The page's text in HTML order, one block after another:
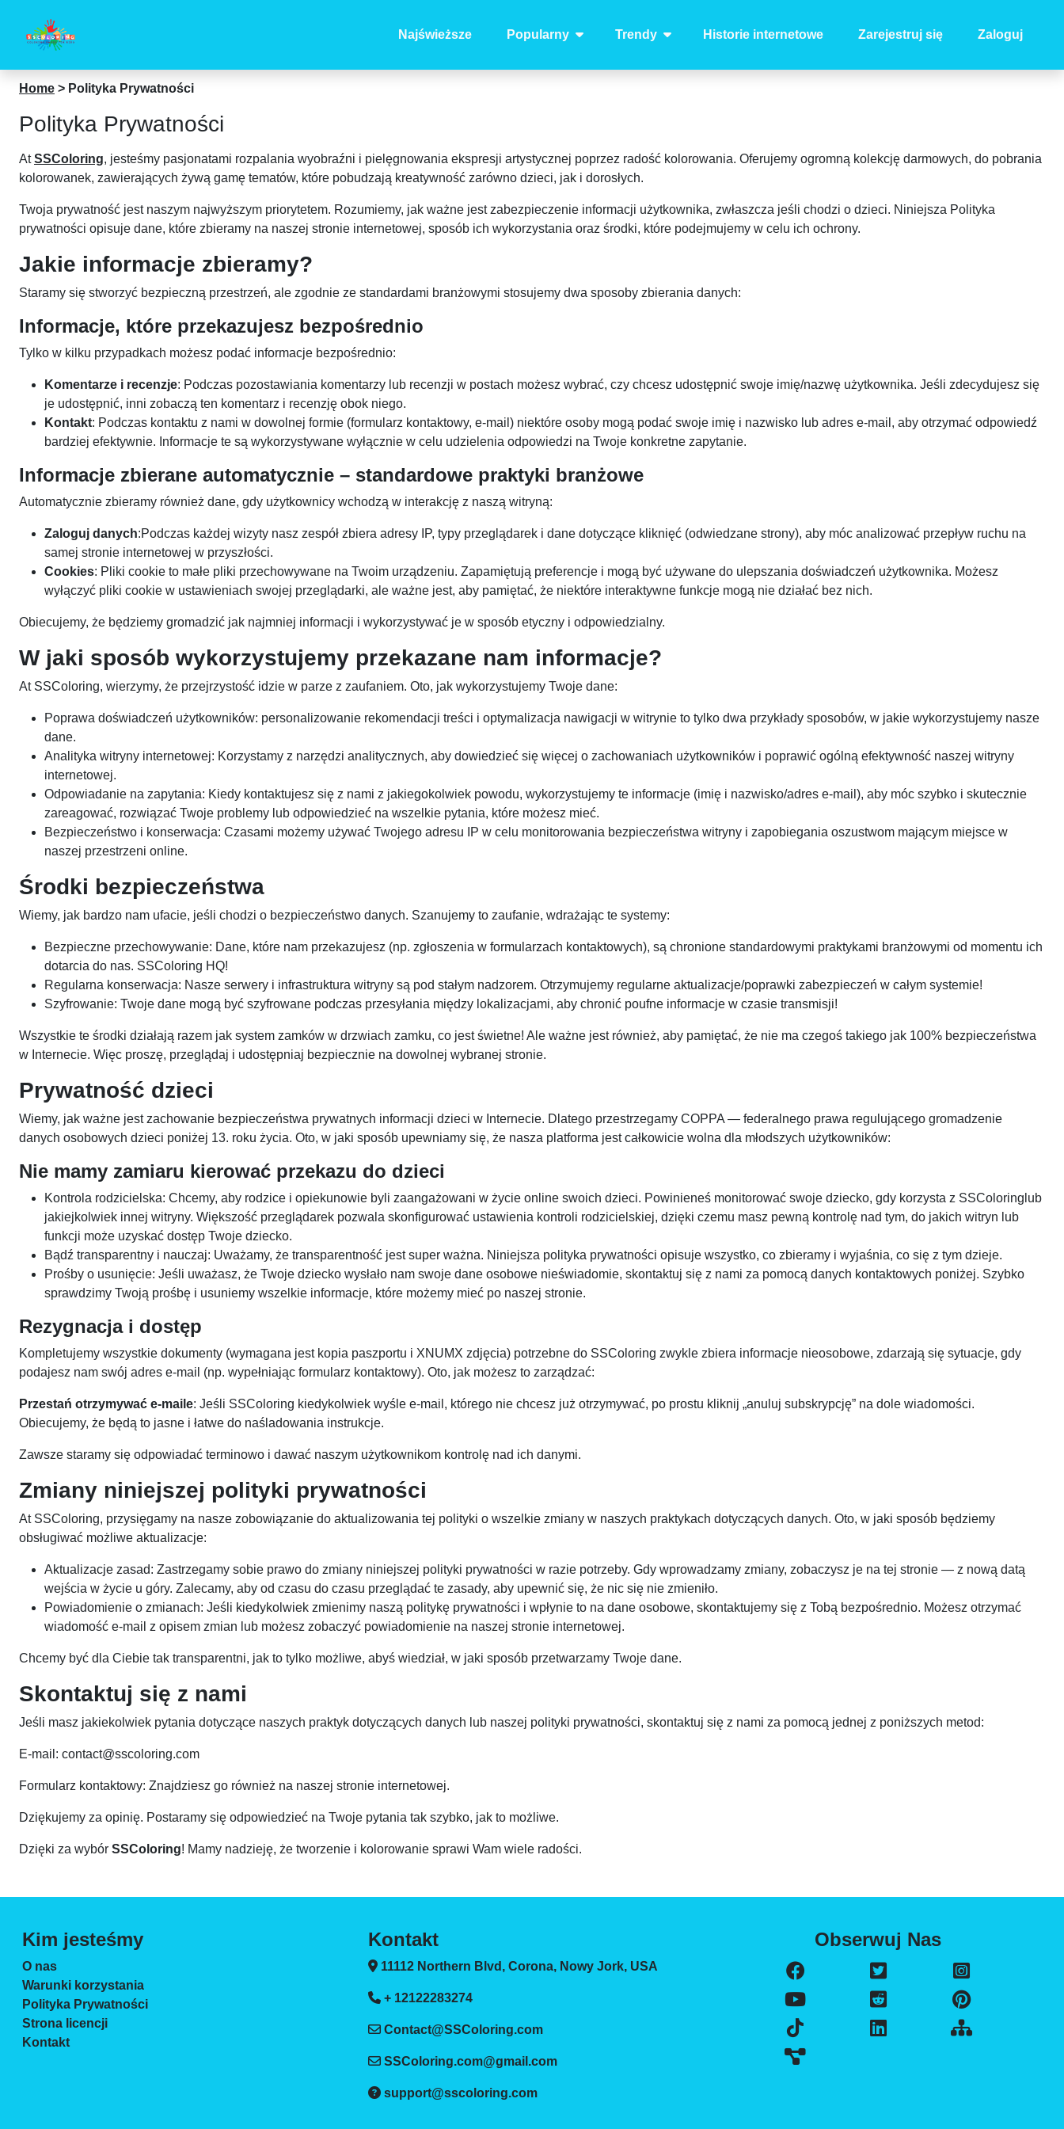
Najświeższe Popularny Trendy Historie internetowe Zarejestruj się Zaloguj
Home > Polityka Prywatności
Polityka Prywatności
AtSSColoring, jesteśmy pasjonatami rozpalania wyobraźni i pielęgnowania ekspresji artystycznej poprzez radość kolorowania. Oferujemy ogromną kolekcję darmowych, do pobrania
kolorowanek, zawierających żywą gamę tematów, które pobudzają kreatywność zarówno dzieci, jak i dorosłych.
Twoja prywatność jest naszym najwyższym priorytetem. Rozumiemy, jak ważne jest zabezpieczenie informacji użytkownika, zwłaszcza jeśli chodzi o dzieci. Niniejsza Polityka
prywatności opisuje dane, które zbieramy na naszej stronie internetowej, sposób ich wykorzystania oraz środki, które podejmujemy w celu ich ochrony.
Jakie informacje zbieramy?
Staramy się stworzyć bezpieczną przestrzeń, ale zgodnie ze standardami branżowymi stosujemy dwa sposoby zbierania danych:
Informacje, które przekazujesz bezpośrednio
Tylko w kilku przypadkach możesz podać informacje bezpośrednio:
Komentarze i recenzje: Podczas pozostawiania komentarzy lub recenzji w postach możesz wybrać, czy chcesz udostępnić swoje imię/nazwę użytkownika. Jeśli zdecydujesz się
je udostępnić, inni zobaczą ten komentarz i recenzję obok niego.
Kontakt: Podczas kontaktu z nami w dowolnej formie (formularz kontaktowy, e-mail) niektóre osoby mogą podać swoje imię i nazwisko lub adres e-mail, aby otrzymać odpowiedź
bardziej efektywnie. Informacje te są wykorzystywane wyłącznie w celu udzielenia odpowiedzi na Twoje konkretne zapytanie.
Informacje zbierane automatycznie – standardowe praktyki branżowe
Automatycznie zbieramy również dane, gdy użytkownicy wchodzą w interakcję z naszą witryną:
Zaloguj danych:Podczas każdej wizyty nasz zespół zbiera adresy IP, typy przeglądarek i dane dotyczące kliknięć (odwiedzane strony), aby móc analizować przepływ ruchu na
samej stronie internetowej w przyszłości.
Cookies: Pliki cookie to małe pliki przechowywane na Twoim urządzeniu. Zapamiętują preferencje i mogą być używane do ulepszania doświadczeń użytkownika. Możesz
wyłączyć pliki cookie w ustawieniach swojej przeglądarki, ale ważne jest, aby pamiętać, że niektóre interaktywne funkcje mogą nie działać bez nich.
Obiecujemy, że będziemy gromadzić jak najmniej informacji i wykorzystywać je w sposób etyczny i odpowiedzialny.
W jaki sposób wykorzystujemy przekazane nam informacje?
At SSColoring, wierzymy, że przejrzystość idzie w parze z zaufaniem. Oto, jak wykorzystujemy Twoje dane:
Poprawa doświadczeń użytkowników: personalizowanie rekomendacji treści i optymalizacja nawigacji w witrynie to tylko dwa przykłady sposobów, w jakie wykorzystujemy nasze
dane.
Analityka witryny internetowej: Korzystamy z narzędzi analitycznych, aby dowiedzieć się więcej o zachowaniach użytkowników i poprawić ogólną efektywność naszej witryny
internetowej.
Odpowiadanie na zapytania: Kiedy kontaktujesz się z nami z jakiegokolwiek powodu, wykorzystujemy te informacje (imię i nazwisko/adres e-mail), aby móc szybko i skutecznie
zareagować, rozwiązać Twoje problemy lub odpowiedzieć na wszelkie pytania, które możesz mieć.
Bezpieczeństwo i konserwacja: Czasami możemy używać Twojego adresu IP w celu monitorowania bezpieczeństwa witryny i zapobiegania oszustwom mającym miejsce w
naszej przestrzeni online.
Środki bezpieczeństwa
Wiemy, jak bardzo nam ufacie, jeśli chodzi o bezpieczeństwo danych. Szanujemy to zaufanie, wdrażając te systemy:
Bezpieczne przechowywanie: Dane, które nam przekazujesz (np. zgłoszenia w formularzach kontaktowych), są chronione standardowymi praktykami branżowymi od momentu ich
dotarcia do nas. SSColoring HQ!
Regularna konserwacja: Nasze serwery i infrastruktura witryny są pod stałym nadzorem. Otrzymujemy regularne aktualizacje/poprawki zabezpieczeń w całym systemie!
Szyfrowanie: Twoje dane mogą być szyfrowane podczas przesyłania między lokalizacjami, aby chronić poufne informacje w czasie transmisji!
Wszystkie te środki działają razem jak system zamków w drzwiach zamku, co jest świetne! Ale ważne jest również, aby pamiętać, że nie ma czegoś takiego jak 100% bezpieczeństwa
w Internecie. Więc proszę, przeglądaj i udostępniaj bezpiecznie na dowolnej wybranej stronie.
Prywatność dzieci
Wiemy, jak ważne jest zachowanie bezpieczeństwa prywatnych informacji dzieci w Internecie. Dlatego przestrzegamy COPPA — federalnego prawa regulującego gromadzenie
danych osobowych dzieci poniżej 13. roku życia. Oto, w jaki sposób upewniamy się, że nasza platforma jest całkowicie wolna dla młodszych użytkowników:
Nie mamy zamiaru kierować przekazu do dzieci
Kontrola rodzicielska: Chcemy, aby rodzice i opiekunowie byli zaangażowani w życie online swoich dzieci. Powinieneś monitorować swoje dziecko, gdy korzysta z SSColoringlub
jakiejkolwiek innej witryny. Większość przeglądarek pozwala skonfigurować ustawienia kontroli rodzicielskiej, dzięki czemu masz pewną kontrolę nad tym, do jakich witryn lub
funkcji może uzyskać dostęp Twoje dziecko.
Bądź transparentny i nauczaj: Uważamy, że transparentność jest super ważna. Niniejsza polityka prywatności opisuje wszystko, co zbieramy i wyjaśnia, co się z tym dzieje.
Prośby o usunięcie: Jeśli uważasz, że Twoje dziecko wysłało nam swoje dane osobowe nieświadomie, skontaktuj się z nami za pomocą danych kontaktowych poniżej. Szybko
sprawdzimy Twoją prośbę i usuniemy wszelkie informacje, które możemy mieć po naszej stronie.
Rezygnacja i dostęp
Kompletujemy wszystkie dokumenty (wymagana jest kopia paszportu i XNUMX zdjęcia) potrzebne do SSColoring zwykle zbiera informacje nieosobowe, zdarzają się sytuacje, gdy
podajesz nam swój adres e-mail (np. wypełniając formularz kontaktowy). Oto, jak możesz to zarządzać:
Przestań otrzymywać e-maile: Jeśli SSColoring kiedykolwiek wyśle ​​e-mail, którego nie chcesz już otrzymywać, po prostu kliknij „anuluj subskrypcję” na dole wiadomości.
Obiecujemy, że będą to jasne i łatwe do naśladowania instrukcje.
Zawsze staramy się odpowiadać terminowo i dawać naszym użytkownikom kontrolę nad ich danymi.
Zmiany niniejszej polityki prywatności
At SSColoring, przysięgamy na nasze zobowiązanie do aktualizowania tej polityki o wszelkie zmiany w naszych praktykach dotyczących danych. Oto, w jaki sposób będziemy
obsługiwać możliwe aktualizacje:
Aktualizacje zasad: Zastrzegamy sobie prawo do zmiany niniejszej polityki prywatności w razie potrzeby. Gdy wprowadzamy zmiany, zobaczysz je na tej stronie — z nową datą
wejścia w życie u góry. Zalecamy, aby od czasu do czasu przeglądać te zasady, aby upewnić się, że nic się nie zmieniło.
Powiadomienie o zmianach: Jeśli kiedykolwiek zmienimy naszą politykę prywatności i wpłynie to na dane osobowe, skontaktujemy się z Tobą bezpośrednio. Możesz otrzymać
wiadomość e-mail z opisem zmian lub możesz zobaczyć powiadomienie na naszej stronie internetowej.
Chcemy być dla Ciebie tak transparentni, jak to tylko możliwe, abyś wiedział, w jaki sposób przetwarzamy Twoje dane.
Skontaktuj się z nami
Jeśli masz jakiekolwiek pytania dotyczące naszych praktyk dotyczących danych lub naszej polityki prywatności, skontaktuj się z nami za pomocą jednej z poniższych metod:
E-mail: contact@sscoloring.com
Formularz kontaktowy: Znajdziesz go również na naszej stronie internetowej.
Dziękujemy za opinię. Postaramy się odpowiedzieć na Twoje pytania tak szybko, jak to możliwe.
Dzięki za wybór SSColoring! Mamy nadzieję, że tworzenie i kolorowanie sprawi Wam wiele radości.
Kim jesteśmy
O nas
Warunki korzystania
Polityka Prywatności
Strona licencji
Kontakt
Kontakt
11112 Northern Blvd, Corona, Nowy Jork, USA
+ 12122283274
Contact@SSColoring.com
SSColoring.com@gmail.com
support@sscoloring.com
Obserwuj Nas